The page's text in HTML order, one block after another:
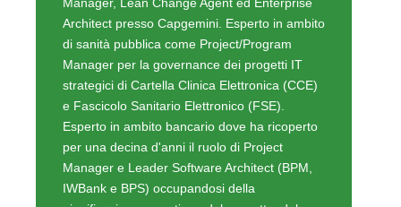
Esperto in ambito bancario dove ha ricoperto
per una decina d'anni il ruolo di Project
Manager e Leader Software Architect (BPM,
IWBank e BPS) occupandosi della
pianificazione e gestione del progetto, del
coordinamento del gruppo di sviluppo
software sia InHouse che
Nearshore/Offshore. Esperto nella
conduzione di progetti secondo metodologia
di Project Management PMBok e metodologia